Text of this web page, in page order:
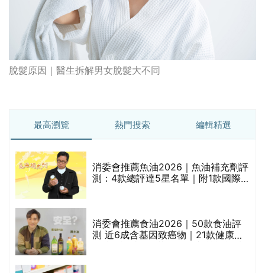
脫髮原因｜醫生拆解男女脫髮大不同
最高瀏覽 熱門搜索 編輯精選
消委會推薦魚油2026｜魚油補充劑評
測：4款總評達5星名單｜附1款國際
消委會推薦食油2026｜50款食油評
測 近6成含基因致癌物｜21款健康煮